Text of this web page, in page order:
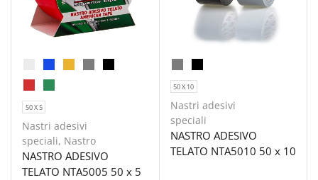
50 X 5
Nastri adesivi
speciali, Nastro
NASTRO ADESIVO
TELATO NTA5005 50 x 5
50 X 10
Nastri adesivi
speciali
NASTRO ADESIVO
TELATO NTA5010 50 x 10